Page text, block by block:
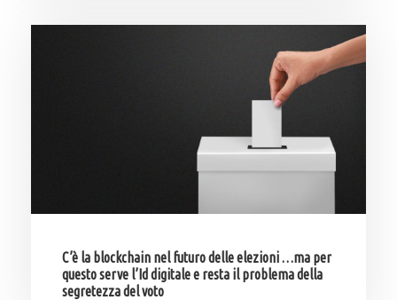
C’è la blockchain nel futuro delle elezioni …ma per
questo serve l’Id digitale e resta il problema della
segretezza del voto